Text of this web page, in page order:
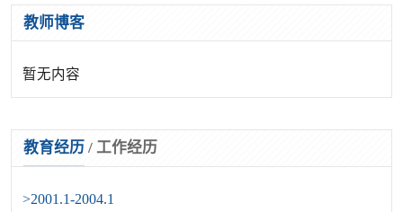
教师博客
暂无内容
教育经历 / 工作经历
>2001.1-2004.1